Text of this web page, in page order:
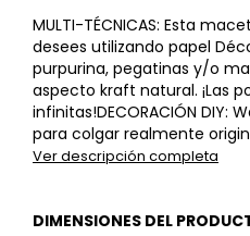
MULTI-TÉCNICAS: Esta
desees utilizando papel
purpurina, pegatinas y/o
aspecto kraft natural. ¡Las
infinitas!DECORACIÓN DIY:
para colgar realmente
Ver descripción completa
DIMENSIONES DEL